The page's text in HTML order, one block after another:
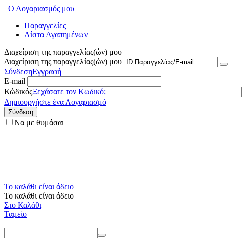
Ο Λογαριασμός μου
Παραγγελίες
Λίστα Αγαπημένων
Διαχείριση της παραγγελίας(ών) μου
Διαχείριση της παραγγελίας(ών) μου
ΣύνδεσηΕγγραφή
E-mail
ΚώδικόςΞεχάσατε τον Κωδικό;
Δημιουργήστε ένα Λογαριασμό
Σύνδεση
Να με θυμάσαι
Το καλάθι είναι άδειο
Το καλάθι είναι άδειο
Στο Καλάθι
Ταμείο